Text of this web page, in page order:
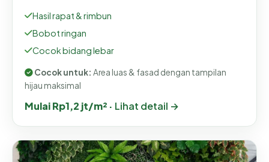
Hasil rapat & rimbun
Bobot ringan
Cocok bidang lebar
Cocok untuk: Area luas & fasad dengan tampilan
hijau maksimal
Mulai Rp1,2 jt/m² · Lihat detail →